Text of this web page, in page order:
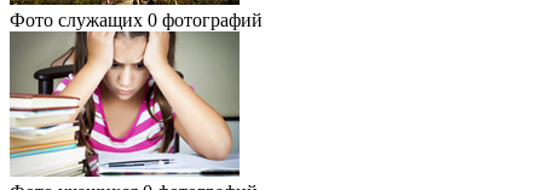
Фото служащих 0 фотографий